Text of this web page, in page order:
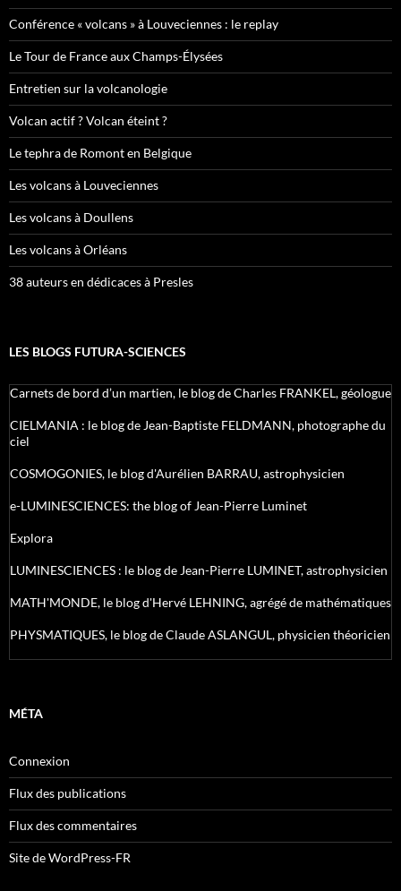
Conférence « volcans » à Louveciennes : le replay
Le Tour de France aux Champs-Élysées
Entretien sur la volcanologie
Volcan actif ? Volcan éteint ?
Le tephra de Romont en Belgique
Les volcans à Louveciennes
Les volcans à Doullens
Les volcans à Orléans
38 auteurs en dédicaces à Presles
LES BLOGS FUTURA-SCIENCES
Carnets de bord d’un martien, le blog de Charles FRANKEL, géologue
CIELMANIA : le blog de Jean-Baptiste FELDMANN, photographe du
ciel
COSMOGONIES, le blog d'Aurélien BARRAU, astrophysicien
e-LUMINESCIENCES: the blog of Jean-Pierre Luminet
Explora
LUMINESCIENCES : le blog de Jean-Pierre LUMINET, astrophysicien
MATH'MONDE, le blog d'Hervé LEHNING, agrégé de mathématiques
PHYSMATIQUES, le blog de Claude ASLANGUL, physicien théoricien
MÉTA
Connexion
Flux des publications
Flux des commentaires
Site de WordPress-FR